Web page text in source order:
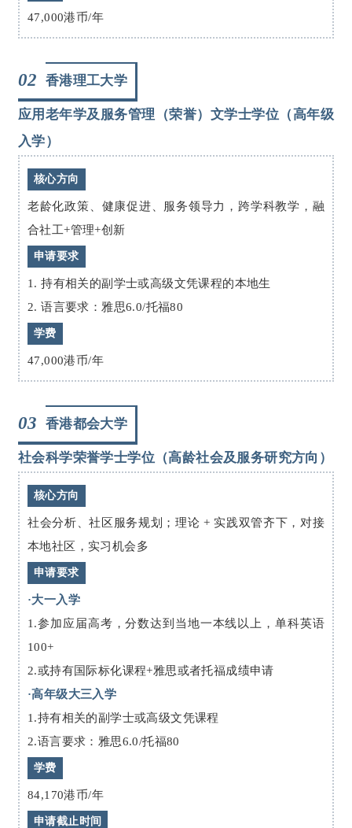
47,000港币/年
02 香港理工大学
应用老年学及服务管理（荣誉）文学士学位（高年级
入学）
核心方向
老龄化政策、健康促进、服务领导力，跨学科教学，融
合社工+管理+创新
申请要求
1. 持有相关的副学士或高级文凭课程的本地生
2. 语言要求：雅思6.0/托福80
学费
47,000港币/年
03 香港都会大学
社会科学荣誉学士学位（高龄社会及服务研究方向）
核心方向
社会分析、社区服务规划；理论 + 实践双管齐下，对接
本地社区，实习机会多
申请要求
·大一入学
1.参加应届高考，分数达到当地一本线以上，单科英语
100+
2.或持有国际标化课程+雅思或者托福成绩申请
·高年级大三入学
1.持有相关的副学士或高级文凭课程
2.语言要求：雅思6.0/托福80
学费
84,170港币/年
申请截止时间